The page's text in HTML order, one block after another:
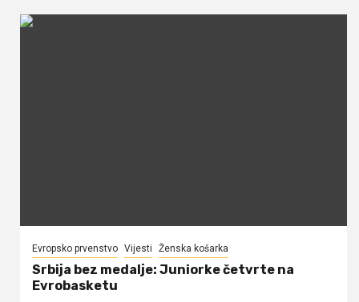
Evropsko prvenstvo Vijesti Ženska košarka
Srbija bez medalje: Juniorke četvrte na
Evrobasketu